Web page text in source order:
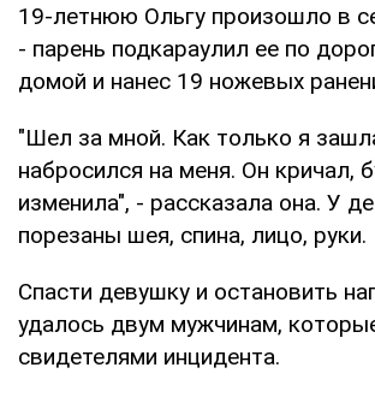
19-летнюю Ольгу произошло в
- парень подкараулил ее по
домой и нанес 19 ножевых
"Шел за мной. Как только я
набросился на меня. Он кричал,
изменила", - рассказала она. У
порезаны шея, спина, лицо, руки.
Спасти девушку и остановить
удалось двум мужчинам,
свидетелями инцидента.